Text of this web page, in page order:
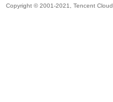
Copyright © 2001-2021, Tencent Cloud.